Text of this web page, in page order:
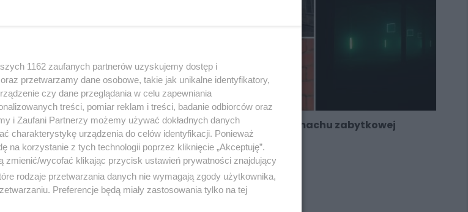
się w zabytkowej poczcie
Impreza techno w gmachu zabytkowej
bytomskiej poczty
1162 zaufanych partnerów uzyskujemy dostęp i
przetwarzamy dane osobowe, takie jak unikalne identyfikatory,
czy dane przeglądania w celu zapewniania
treści, pomiar reklam i treści, badanie odbiorców oraz
i Zaufani Partnerzy możemy używać dokładnych danych
charakterystykę urządzenia do celów identyfikacji. Ponieważ
na korzystanie z tych technologii poprzez kliknięcie „Akceptuję”.
zmienić/wycofać klikając przycisk ustawień prywatności znajdujący
rodzaje przetwarzania danych nie wymagają zgody użytkownika,
Preferencje będą miały zastosowania tylko na tej